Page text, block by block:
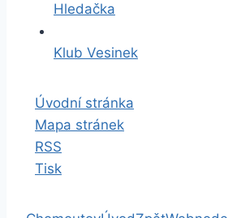
Hledačka
Klub Vesinek
Úvodní stránka
Mapa stránek
RSS
Tisk